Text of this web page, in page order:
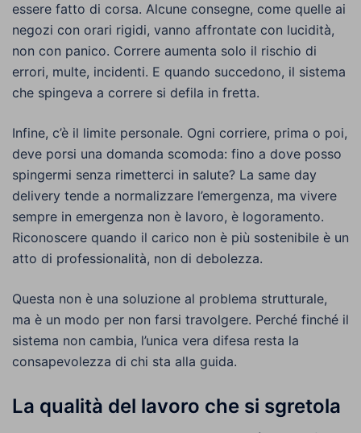
essere fatto di corsa. Alcune consegne, come quelle ai
negozi con orari rigidi, vanno affrontate con lucidità,
non con panico. Correre aumenta solo il rischio di
errori, multe, incidenti. E quando succedono, il sistema
che spingeva a correre si defila in fretta.
Infine, c’è il limite personale. Ogni corriere, prima o poi,
deve porsi una domanda scomoda: fino a dove posso
spingermi senza rimetterci in salute? La same day
delivery tende a normalizzare l’emergenza, ma vivere
sempre in emergenza non è lavoro, è logoramento.
Riconoscere quando il carico non è più sostenibile è un
atto di professionalità, non di debolezza.
Questa non è una soluzione al problema strutturale,
ma è un modo per non farsi travolgere. Perché finché il
sistema non cambia, l’unica vera difesa resta la
consapevolezza di chi sta alla guida.
La qualità del lavoro che si sgretola